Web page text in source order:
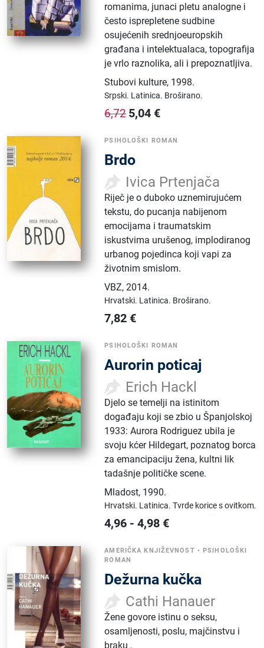
romanima, junaci pletu analogne i
često isprepletene sudbine
osujećenih srednjoeuropskih
građana i intelektualaca, topografija
je vrlo raznolika, ali i prepoznatljiva.
Stubovi kulture, 1998.
Srpski. Latinica. Broširano.
6,72 5,04 €
PSIHOLOŠKI ROMAN
Brdo
Ivica Prtenjača
Riječ je o duboko uznemirujućem
tekstu, do pucanja nabijenom
emocijama i traumatskim
iskustvima urušenog, implodiranog
urbanog pojedinca koji vapi za
životnim smislom.
VBZ,2014.
Hrvatski. Latinica. Broširano.
7,82 €
PSIHOLOŠKI ROMAN
Aurorin poticaj
Erich Hackl
Djelo se temelji na istinitom
događaju koji se zbio u Španjolskoj
1933: Aurora Rodriguez ubila je
svoju kćer Hildegart, poznatog borca
za emancipaciju žena, kultni lik
tadašnje političke scene.
Mladost, 1990.
Hrvatski. Latinica.Tvrde korice s ovitkom.
4,96 -4,98 €
AMERIČKA KNJIŽEVNOST •PSIHOLOŠKI
ROMAN
Dežurna kučka
Cathi Hanauer
Žene govore istinu o seksu,
osamljenosti, poslu, majčinstvu i
braku .